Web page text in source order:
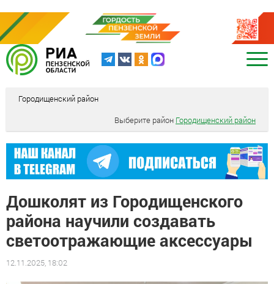
Городищенский район
Выберите район Городищенский район
Дошколят из Городищенского
района научили создавать
светоотражающие аксессуары
12.11.2025, 18:02